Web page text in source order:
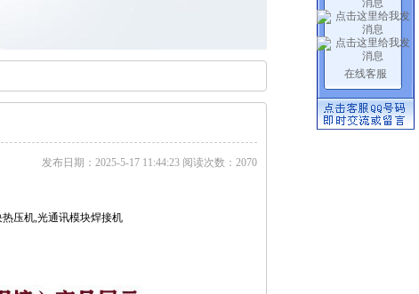
发布日期：2025-5-17 11:44:23 阅读次数：2070
压机,光通讯模块焊接机
在线客服